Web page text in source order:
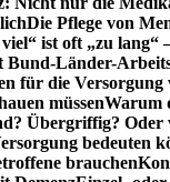
Die Pflege von
ist oft „zu lang“
Länder-
für die Versorgung
müssenWarum
Übergriffig? Oder
bedeuten
brauchen